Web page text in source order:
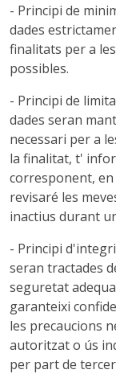
- Principi de
dades
finalitats per a
possibles.
- Principi de
dades seran
necessari per a
la finalitat, t'
corresponent, en
revisaré les
inactius durant
- Principi
seran tractades
seguretat
garanteixi
les precaucions
autoritzat o ús
per part de